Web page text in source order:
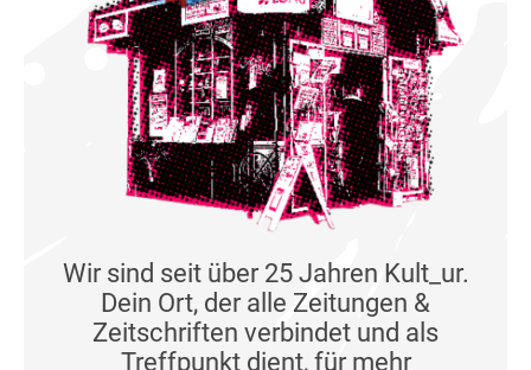
Wir sind seit über 25 Jahren Kult_ur.
Dein Ort, der alle Zeitungen &
Zeitschriften verbindet und als
Treffpunkt dient, für mehr